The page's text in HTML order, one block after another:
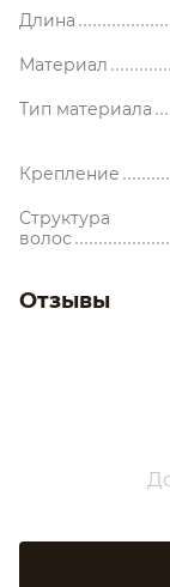
Длина
Материал
Тип материала
Крепление
Структура
волос
Отзывы